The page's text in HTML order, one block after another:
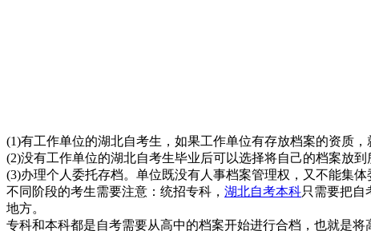
(1)有工作单位的湖北自考生，如果工作单位有存放档案的资质
(2)没有工作单位的湖北自考生毕业后可以选择将自己的档案放
(3)办理个人委托存档。单位既没有人事档案管理权，又不能集
不同阶段的考生需要注意：统招专科， 湖北自考本科只需要把自
地方。
专科和本科都是自考需要从高中的档案开始进行合档，也就是